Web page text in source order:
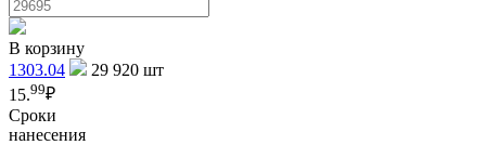
В корзину
1303.04
29 920 шт
15.99₽
Сроки
нанесения